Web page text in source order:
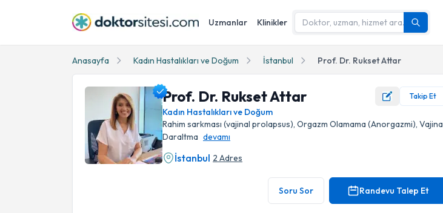
Uzmanlar Klinikler
Anasayfa Kadın Hastalıkları ve Doğum İstanbul Prof. Dr. Rukset Attar
Prof. Dr. Rukset Attar Takip Et
Kadın Hastalıkları ve Doğum
Rahim sarkması (vajinal prolapsus), Orgazm Olamama (Anorgazmi), Vajina
Daraltma devamı
İstanbul 2 Adres
Soru Sor Randevu Talep Et